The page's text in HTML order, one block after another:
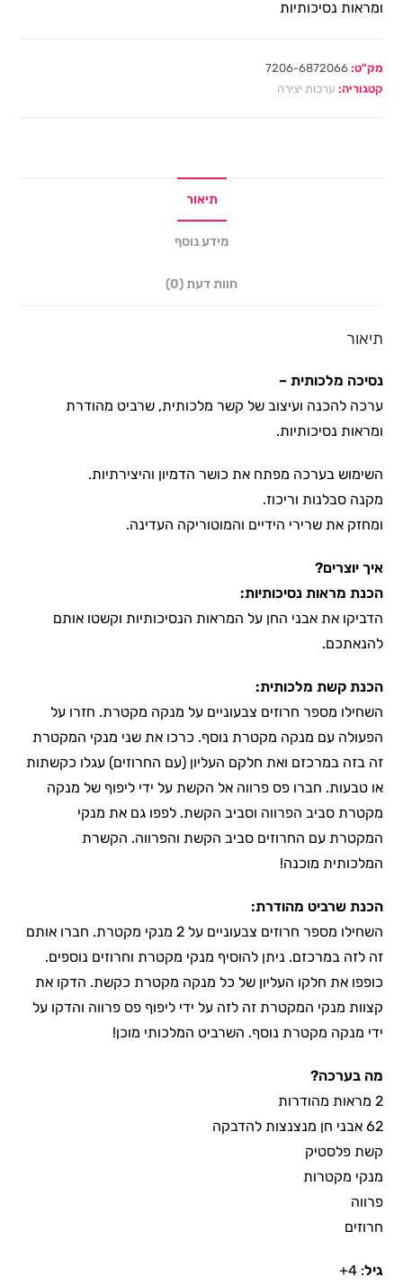
ומראות נסיכותיות
מק"ט:7206-6872066
קטגוריה: ערכות יצירה
תיאור
מידע נוסף
חוות דעת (0)
תיאור
נסיכה מלכותית –
ערכה להכנה ועיצוב של קשר מלכותית, שרביט מהודרת
ומראות נסיכותיות.
השימוש בערכה מפתח את כושר הדמיון והיצירתיות.
מקנה סבלנות וריכוז.
ומחזק את שרירי הידיים והמוטוריקה העדינה.
איך יוצרים?
הכנת מראות נסיכותיות:
הדביקו את אבני החן על המראות הנסיכותיות וקשטו אותם
להנאתכם.
הכנת קשת מלכותית:
השחילו מספר חרוזים צבעוניים על מנקה מקטרת. חזרו על
הפעולה עם מנקה מקטרת נוסף. כרכו את שני מנקי המקטרת
זה בזה במרכזם ואת חלקם העליון (עם החרוזים) עגלו כקשתות
או טבעות. חברו פס פרווה אל הקשת על ידי ליפוף של מנקה
מקטרת סביב הפרווה וסביב הקשת. לפפו גם את מנקי
המקטרת עם החרוזים סביב הקשת והפרווה. הקשרת
המלכותית מוכנה!
הכנת שרביט מהודרת:
השחילו מספר חרוזים צבעוניים על 2 מנקי מקטרת. חברו אותם
זה לזה במרכזם. ניתן להוסיף מנקי מקטרת וחרוזים נוספים.
כופפו את חלקו העליון של כל מנקה מקטרת כקשת. הדקו את
קצוות מנקי המקטרת זה לזה על ידי ליפוף פס פרווה והדקו על
ידי מנקה מקטרת נוסף. השרביט המלכותי מוכן!
מה בערכה?
2 מראות מהודרות
62 אבני חן מנצנצות להדבקה
קשת פלסטיק
מנקי מקטרות
פרווה
חרוזים
גיל: 4+